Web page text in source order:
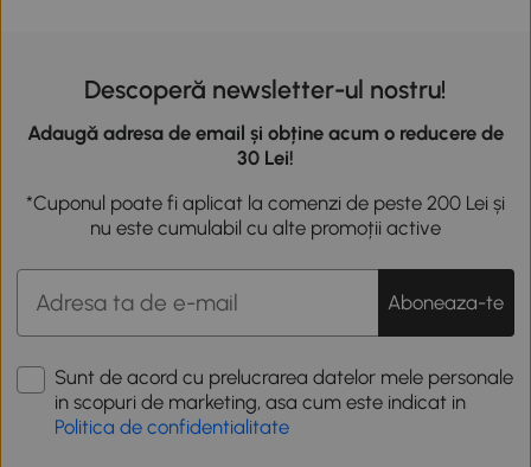
Descoperă newsletter-ul nostru!
Adaugă adresa de email și obține acum o reducere de
30 Lei!
*Cuponul poate fi aplicat la comenzi de peste 200 Lei și
nu este cumulabil cu alte promoții active
Aboneaza-te
Sunt de acord cu prelucrarea datelor mele personale
in scopuri de marketing, asa cum este indicat in
Politica de confidentialitate